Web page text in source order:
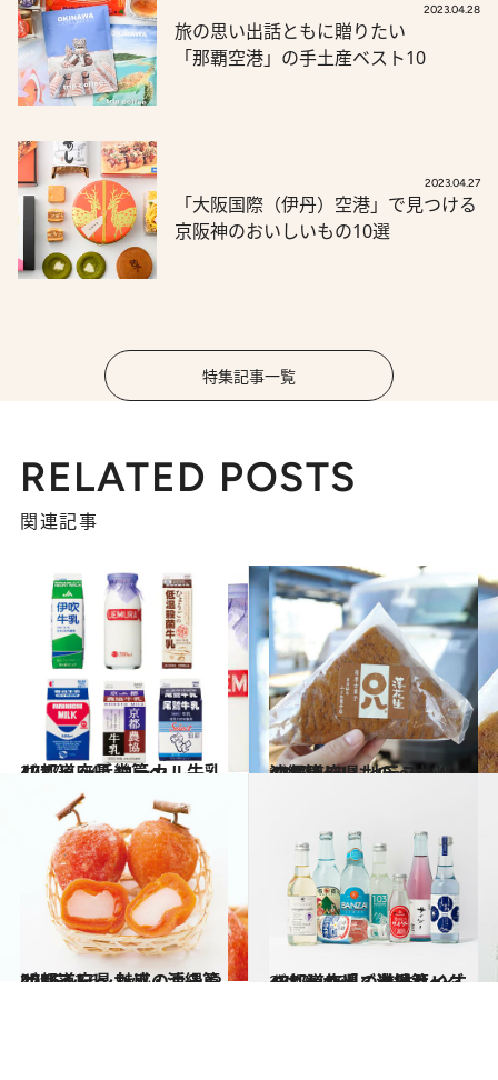
2023.04.28
旅の思い出話ともに贈りたい
「那覇空港」の手土産ベスト10
2023.04.27
「大阪国際（伊丹）空港」で見つける
京阪神のおいしいもの10選
特集記事一覧
RELATED POSTS
関連記事
2017.7.24
47都道府県 ローカル牛乳リスト ～近畿篇～
グルメ 2017.2.2
47都道府県 地元スーパーのおいしいもの ～九州・沖縄篇～
グルメ
2016.12.6
47都道府県 魅惑の手みやげリスト ～九州・沖縄篇2016～
グルメ 2017.7.23
47都道府県の美味しいすぐれもの「ご当地サイダー」～九州・沖縄篇～
グルメ